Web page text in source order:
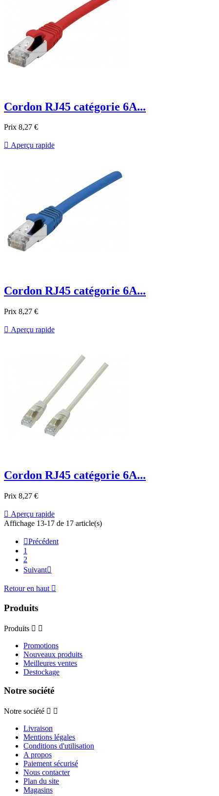
Cordon RJ45 catégorie 6A...
Prix 8,27 €
 Aperçu rapide
Cordon RJ45 catégorie 6A...
Prix 8,27 €
 Aperçu rapide
Cordon RJ45 catégorie 6A...
Prix 8,27 €
 Aperçu rapide
Affichage 13-17 de 17 article(s)
Précédent
1
2
Suivant
Retour en haut 
Produits
Produits  
Promotions
Nouveaux produits
Meilleures ventes
Destockage
Notre société
Notre société  
Livraison
Mentions légales
Conditions d'utilisation
A propos
Paiement sécurisé
Nous contacter
Plan du site
Magasins